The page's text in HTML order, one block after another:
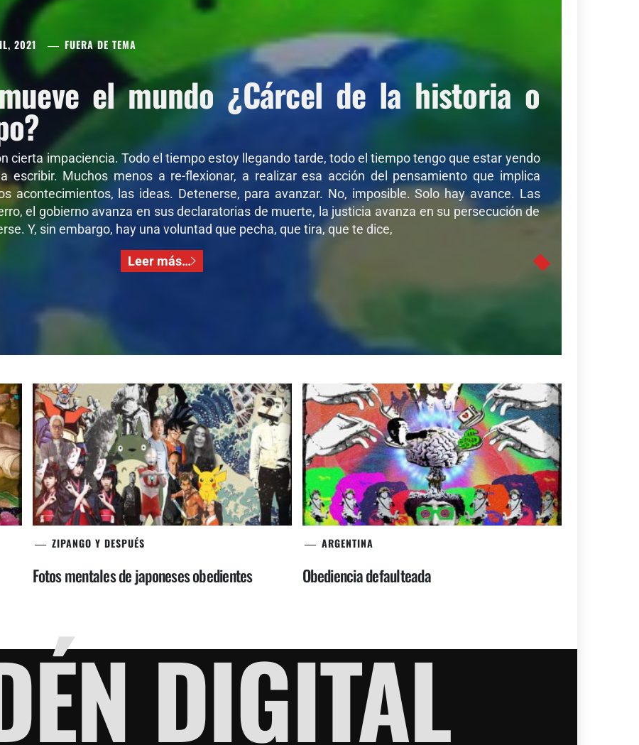
2021 FUERA DE TEMA
el mundo ¿Cárcel de la historia o
cierta impaciencia. Todo el tiempo estoy llegando tarde, todo el tiempo tengo que estar yendo
escribir. Muchos menos a re-flexionar, a realizar esa acción del pensamiento que implica
acontecimientos, las ideas. Detenerse, para avanzar. No, imposible. Solo hay avance. Las
el gobierno avanza en sus declaratorias de muerte, la justicia avanza en su persecución de
Y, sin embargo, hay una voluntad que pecha, que tira, que te dice,
Leer más…
ZIPANGO Y DESPUÉS
Fotos mentales de japoneses obedientes
ARGENTINA
Obediencia defaulteada
DIGITAL